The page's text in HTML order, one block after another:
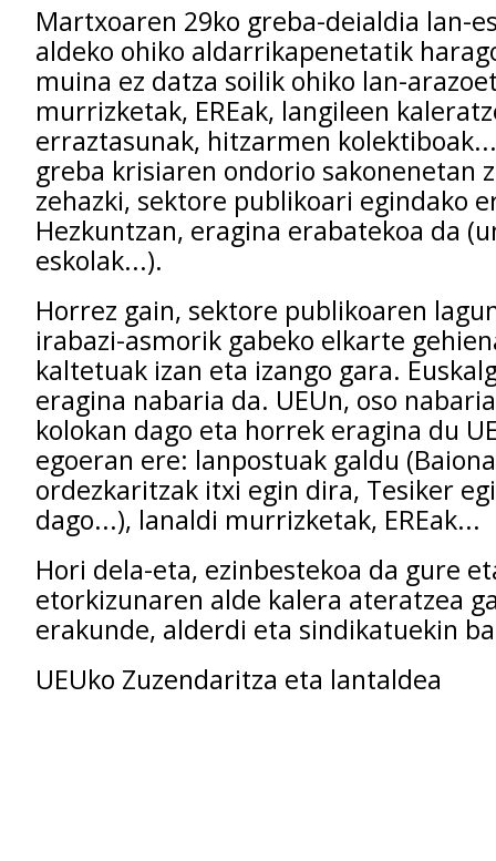
Martxoaren 29ko greba-deialdia lan-
aldeko ohiko aldarrikapenetatik
muina ez datza soilik ohiko lan-
murrizketak, EREak, langileen
erraztasunak, hitzarmen
greba krisiaren ondorio sakonenetan
zehazki, sektore publikoari egindako
Hezkuntzan, eragina erabatekoa da
eskolak...).
Horrez gain, sektore publikoaren
irabazi-asmorik gabeko elkarte
kaltetuak izan eta izango gara.
eragina nabaria da. UEUn, oso
kolokan dago eta horrek eragina du
egoeran ere: lanpostuak galdu
ordezkaritzak itxi egin dira, Tesiker
dago...), lanaldi murrizketak, EREak...
Hori dela-eta, ezinbestekoa da gure
etorkizunaren alde kalera ateratzea
erakunde, alderdi eta sindikatuekin
UEUko Zuzendaritza eta lantaldea